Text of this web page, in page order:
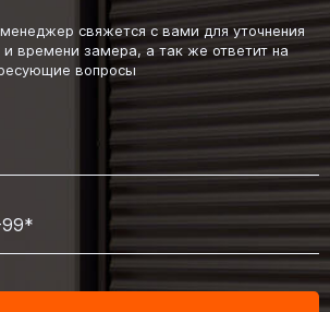
свяжется с вами для уточнения
и времени замера, а так же ответит на
вопросы